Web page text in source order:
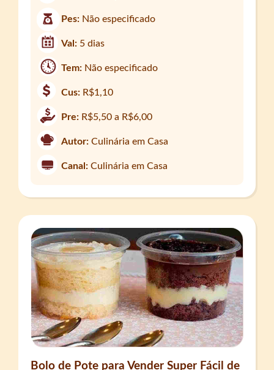
Pes: Não especificado
Val: 5 dias
Tem: Não especificado
Cus: R$1,10
Pre: R$5,50 a R$6,00
Autor: Culinária em Casa
Canal: Culinária em Casa
Bolo de Pote para Vender Super Fácil de